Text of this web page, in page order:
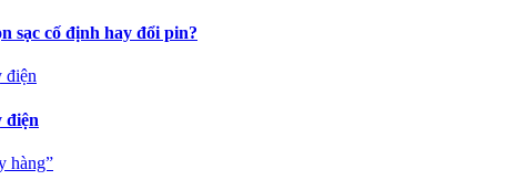
sạc cố định hay đổi pin?
điện